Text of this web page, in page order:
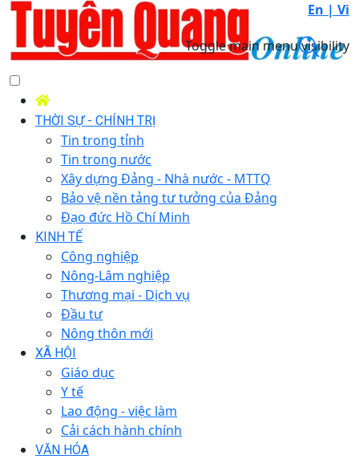
En | Vi
Toggle main menu visibility
THỜI SỰ - CHÍNH TRỊ
Tin trong tỉnh
Tin trong nước
Xây dựng Đảng - Nhà nước - MTTQ
Bảo vệ nền tảng tư tưởng của Đảng
Đạo đức Hồ Chí Minh
KINH TẾ
Công nghiệp
Nông-Lâm nghiệp
Thương mại - Dịch vụ
Đầu tư
Nông thôn mới
XÃ HỘI
Giáo dục
Y tế
Lao động - việc làm
Cải cách hành chính
VĂN HÓA